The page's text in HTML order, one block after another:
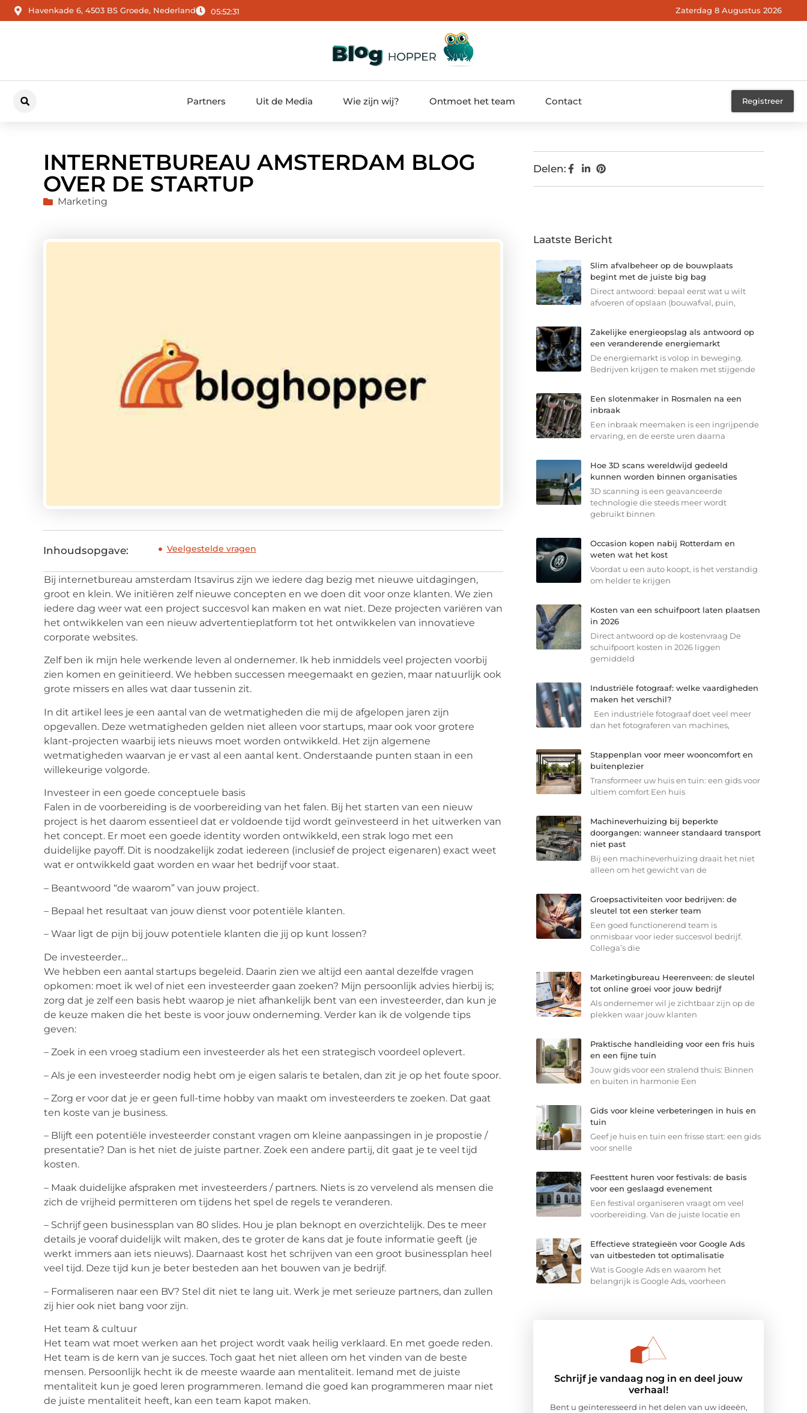
Havenkade 6, 4503 BS Groede, Nederland 05:52:32 Zaterdag 8 Augustus 2026
Partners Uit de Media Wie zijn wij? Ontmoet het team Contact Registreer
INTERNETBUREAU AMSTERDAM BLOG
OVER DE STARTUP
Marketing
Inhoudsopgave: Veelgestelde vragen
Bij internetbureau amsterdam Itsavirus zijn we iedere dag bezig met nieuwe uitdagingen,
groot en klein. We initiëren zelf nieuwe concepten en we doen dit voor onze klanten. We zien
iedere dag weer wat een project succesvol kan maken en wat niet. Deze projecten variëren van
het ontwikkelen van een nieuw advertentieplatform tot het ontwikkelen van innovatieve
corporate websites.
Zelf ben ik mijn hele werkende leven al ondernemer. Ik heb inmiddels veel projecten voorbij
zien komen en geïnitieerd. We hebben successen meegemaakt en gezien, maar natuurlijk ook
grote missers en alles wat daar tussenin zit.
In dit artikel lees je een aantal van de wetmatigheden die mij de afgelopen jaren zijn
opgevallen. Deze wetmatigheden gelden niet alleen voor startups, maar ook voor grotere
klant-projecten waarbij iets nieuws moet worden ontwikkeld. Het zijn algemene
wetmatigheden waarvan je er vast al een aantal kent. Onderstaande punten staan in een
willekeurige volgorde.
Investeer in een goede conceptuele basis
Falen in de voorbereiding is de voorbereiding van het falen. Bij het starten van een nieuw
project is het daarom essentieel dat er voldoende tijd wordt geïnvesteerd in het uitwerken van
het concept. Er moet een goede identity worden ontwikkeld, een strak logo met een
duidelijke payoff. Dit is noodzakelijk zodat iedereen (inclusief de project eigenaren) exact weet
wat er ontwikkeld gaat worden en waar het bedrijf voor staat.
– Beantwoord “de waarom” van jouw project.
– Bepaal het resultaat van jouw dienst voor potentiële klanten.
– Waar ligt de pijn bij jouw potentiele klanten die jij op kunt lossen?
De investeerder…
We hebben een aantal startups begeleid. Daarin zien we altijd een aantal dezelfde vragen
opkomen: moet ik wel of niet een investeerder gaan zoeken? Mijn persoonlijk advies hierbij is;
zorg dat je zelf een basis hebt waarop je niet afhankelijk bent van een investeerder, dan kun je
de keuze maken die het beste is voor jouw onderneming. Verder kan ik de volgende tips
geven:
– Zoek in een vroeg stadium een investeerder als het een strategisch voordeel oplevert.
– Als je een investeerder nodig hebt om je eigen salaris te betalen, dan zit je op het foute spoor.
– Zorg er voor dat je er geen full-time hobby van maakt om investeerders te zoeken. Dat gaat
ten koste van je business.
– Blijft een potentiële investeerder constant vragen om kleine aanpassingen in je propostie /
presentatie? Dan is het niet de juiste partner. Zoek een andere partij, dit gaat je te veel tijd
kosten.
– Maak duidelijke afspraken met investeerders / partners. Niets is zo vervelend als mensen die
zich de vrijheid permitteren om tijdens het spel de regels te veranderen.
– Schrijf geen businessplan van 80 slides. Hou je plan beknopt en overzichtelijk. Des te meer
details je vooraf duidelijk wilt maken, des te groter de kans dat je foute informatie geeft (je
werkt immers aan iets nieuws). Daarnaast kost het schrijven van een groot businessplan heel
veel tijd. Deze tijd kun je beter besteden aan het bouwen van je bedrijf.
– Formaliseren naar een BV? Stel dit niet te lang uit. Werk je met serieuze partners, dan zullen
zij hier ook niet bang voor zijn.
Het team & cultuur
Het team wat moet werken aan het project wordt vaak heilig verklaard. En met goede reden.
Het team is de kern van je succes. Toch gaat het niet alleen om het vinden van de beste
mensen. Persoonlijk hecht ik de meeste waarde aan mentaliteit. Iemand met de juiste
mentaliteit kun je goed leren programmeren. Iemand die goed kan programmeren maar niet
de juiste mentaliteit heeft, kan een team kapot maken.
Delen:
Laatste Bericht
Slim afvalbeheer op de bouwplaats
begint met de juiste big bag
Direct antwoord: bepaal eerst wat u wilt
afvoeren of opslaan (bouwafval, puin,
Zakelijke energieopslag als antwoord op
een veranderende energiemarkt
De energiemarkt is volop in beweging.
Bedrijven krijgen te maken met stijgende
Een slotenmaker in Rosmalen na een
inbraak
Een inbraak meemaken is een ingrijpende
ervaring, en de eerste uren daarna
Hoe 3D scans wereldwijd gedeeld
kunnen worden binnen organisaties
3D scanning is een geavanceerde
technologie die steeds meer wordt
gebruikt binnen
Occasion kopen nabij Rotterdam en
weten wat het kost
Voordat u een auto koopt, is het verstandig
om helder te krijgen
Kosten van een schuifpoort laten plaatsen
in 2026
Direct antwoord op de kostenvraag De
schuifpoort kosten in 2026 liggen
gemiddeld
Industriële fotograaf: welke vaardigheden
maken het verschil?
Een industriële fotograaf doet veel meer
dan het fotograferen van machines,
Stappenplan voor meer wooncomfort en
buitenplezier
Transformeer uw huis en tuin: een gids voor
ultiem comfort Een huis
Machineverhuizing bij beperkte
doorgangen: wanneer standaard transport
niet past
Bij een machineverhuizing draait het niet
alleen om het gewicht van de
Groepsactiviteiten voor bedrijven: de
sleutel tot een sterker team
Een goed functionerend team is
onmisbaar voor ieder succesvol bedrijf.
Collega’s die
Marketingbureau Heerenveen: de sleutel
tot online groei voor jouw bedrijf
Als ondernemer wil je zichtbaar zijn op de
plekken waar jouw klanten
Praktische handleiding voor een fris huis
en een fijne tuin
Jouw gids voor een stralend thuis: Binnen
en buiten in harmonie Een
Gids voor kleine verbeteringen in huis en
tuin
Geef je huis en tuin een frisse start: een gids
voor snelle
Feesttent huren voor festivals: de basis
voor een geslaagd evenement
Een festival organiseren vraagt om veel
voorbereiding. Van de juiste locatie en
Effectieve strategieën voor Google Ads
van uitbesteden tot optimalisatie
Wat is Google Ads en waarom het
belangrijk is Google Ads, voorheen
Schrijf je vandaag nog in en deel jouw
verhaal!
Bent u geïnteresseerd in het delen van uw ideeën,